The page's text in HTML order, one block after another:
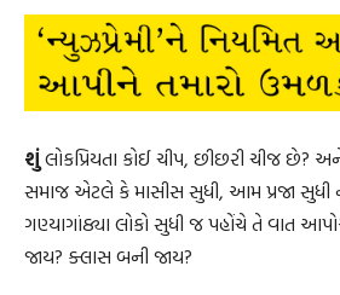
શુંલોકપ્રિયતા કોઈ ચીપ, છીછરી ચીજ
સમાજ એટલે કે માસીસ સુધી, આમ પ્રજા
ગણ્યાગાંઠ્યા લોકો સુધી જ પહોંચે તે વાત
જાય? ક્લાસ બની જાય?